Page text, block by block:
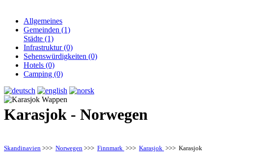
Allgemeines
Gemeinden (1)
Städte (1)
Infrastruktur (0)
Sehenswürdigkeiten (0)
Hotels (0)
Camping (0)
Karasjok - Norwegen
Skandinavien >>> Norwegen >>> Finnmark >>> Karasjok >>> Karasjok